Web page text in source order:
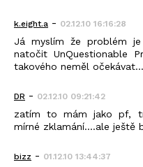
k.eight.a - 02.12.10 16:16:28
Já myslím že problém
natočit UnQuestionable
takového neměl očekávat...
DR - 02.12.10 09:21:42
zatím to mám jako pf,
mírné zklamání....ale ještě
bizz - 01.12.10 13:44:37